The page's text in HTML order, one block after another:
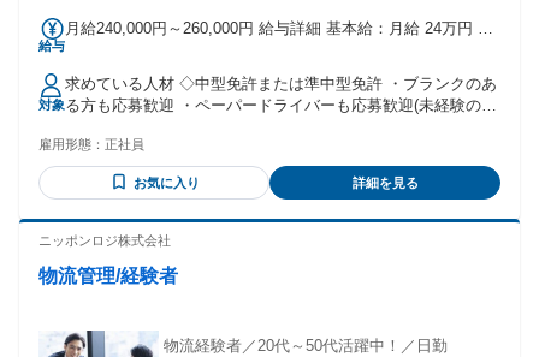
給与
月給240,000円～260,000円 給与詳細 基本給：月給 24万円 〜
れる通勤・皆勤・家族手当金額：あり 全員に一律で支払われ
るその他手当金額：なし ◇無事故手当あり（1万円） ◇通勤
手当あり（車通勤の方は1万円、自転車や徒歩通勤の方は5000
円） ◇賞与年1回あり ◇昇給あり ※経験や勤続年数に応じて
対象
求めている人材 ◇中型免許または準中型免許 ・ブランクのあ
る方も応募歓迎 ・ペーパードライバーも応募歓迎(未経験の方
で一人前になっていただきます) ◆学歴不問 ◆業界未経験者
歓迎 ◆経験不問 ◆第二新卒歓迎 ◆ブランクOK
雇用形態： 正社員
お気に入り 詳細を見る
ニッポンロジ株式会社
物流管理/経験者
物流経験者／20代～50代活躍中！／日勤